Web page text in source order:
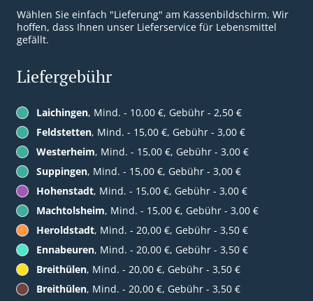
Wählen Sie einfach "Lieferung" am Kassenbildschirm. Wir
hoffen, dass Ihnen unser Lieferservice für Lebensmittel
gefällt.
Liefergebühr
Laichingen, Mind. - 10,00 €, Gebühr - 2,50 €
Feldstetten, Mind. - 15,00 €, Gebühr - 3,00 €
Westerheim, Mind. - 15,00 €, Gebühr - 3,00 €
Suppingen, Mind. - 15,00 €, Gebühr - 3,00 €
Hohenstadt, Mind. - 15,00 €, Gebühr - 3,00 €
Machtolsheim, Mind. - 15,00 €, Gebühr - 3,00 €
Heroldstadt, Mind. - 20,00 €, Gebühr - 3,50 €
Ennabeuren, Mind. - 20,00 €, Gebühr - 3,50 €
Breithülen, Mind. - 20,00 €, Gebühr - 3,50 €
Breithülen, Mind. - 20,00 €, Gebühr - 3,50 €